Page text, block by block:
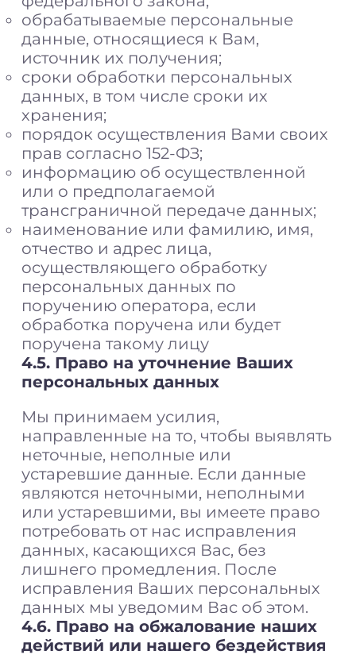
обрабатываемые персональные
данные, относящиеся к Вам,
источник их получения;
сроки обработки персональных
данных, в том числе сроки их
хранения;
порядок осуществления Вами своих
прав согласно 152-ФЗ;
информацию об осуществленной
или о предполагаемой
трансграничной передаче данных;
наименование или фамилию, имя,
отчество и адрес лица,
осуществляющего обработку
персональных данных по
поручению оператора, если
обработка поручена или будет
поручена такому лицу
4.5. Право на уточнение Ваших
персональных данных
Мы принимаем усилия,
направленные на то, чтобы выявлять
неточные, неполные или
устаревшие данные. Если данные
являются неточными, неполными
или устаревшими, вы имеете право
потребовать от нас исправления
данных, касающихся Вас, без
лишнего промедления. После
исправления Ваших персональных
данных мы уведомим Вас об этом.
4.6. Право на обжалование наших
действий или нашего бездействия